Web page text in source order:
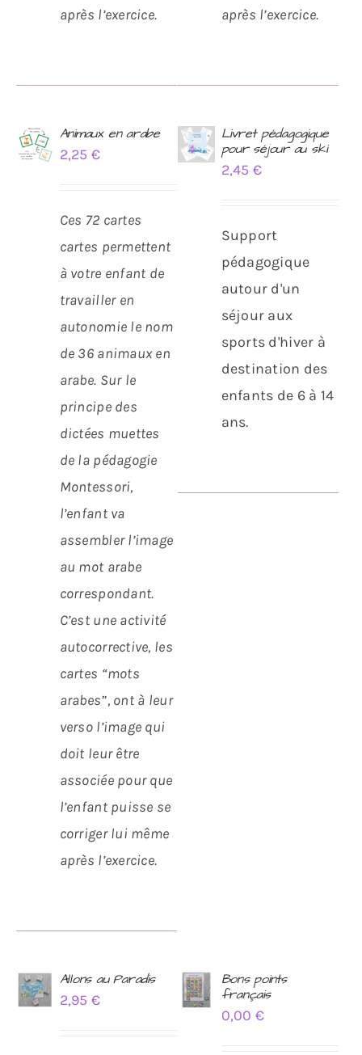
après l’exercice.
après l’exercice.
AJOUTER
DÉTAILS
Animaux en arabe
2,25€
Ces 72 cartes
cartes permettent
à votre enfant de
travailler en
autonomie le nom
de 36 animaux en
arabe. Sur le
principe des
dictées muettes
de la pédagogie
Montessori,
l’enfant va
assembler l’image
au mot arabe
correspondant.
C’est une activité
autocorrective, les
cartes “mots
arabes”, ont à leur
verso l’image qui
doit leur être
associée pour que
l’enfant puisse se
corriger lui même
après l’exercice.
AJOUTER
Livret pédagogique
pour séjour au ski
2,45 €
Support
pédagogique
autour d'un
séjour aux
sports d'hiver à
destination des
enfants de 6 à 14
ans.
AJOUTER
Allons au Paradis
2,95€
AJOUTER
Bons points
français
0,00 €